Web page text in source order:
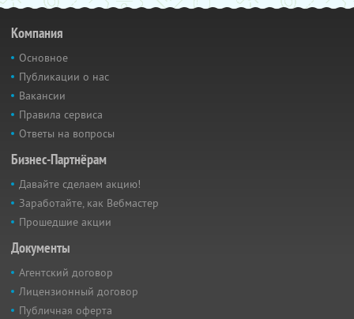
Компания
Основное
Публикации о нас
Вакансии
Правила сервиса
Ответы на вопросы
Бизнес-Партнёрам
Давайте сделаем акцию!
Заработайте, как Вебмастер
Прошедшие акции
Документы
Агентский договор
Лицензионный договор
Публичная оферта